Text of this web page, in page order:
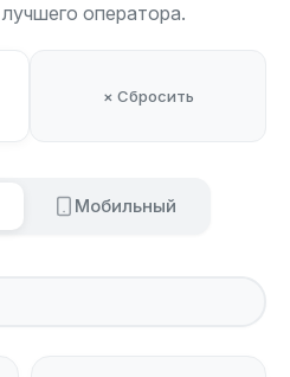
оператора.
× Сбросить
Мобильный